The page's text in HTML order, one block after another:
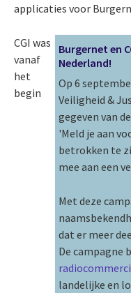
applicaties voor
Burgernet en
Nederland!
Op 6
Veiligheid &
gegeven van
'Meld je aan
betrokken te
mee aan een
Met deze
dat er meer
De campagne
landelijke en
CGI was
vanaf
het
begin